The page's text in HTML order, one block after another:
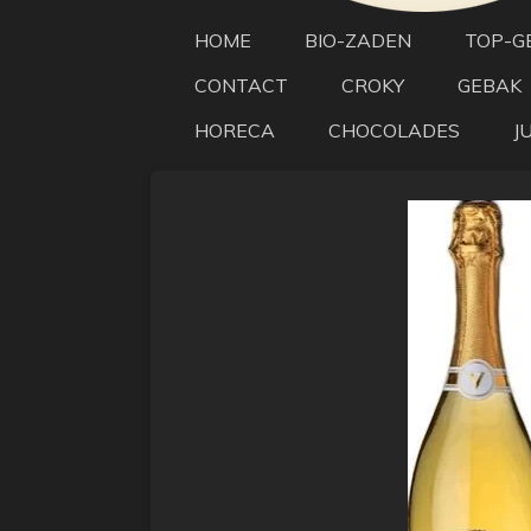
HOME BIO-ZADEN TOP-
CONTACT
CROKY GEBAK
HORECA
CHOCOLADES